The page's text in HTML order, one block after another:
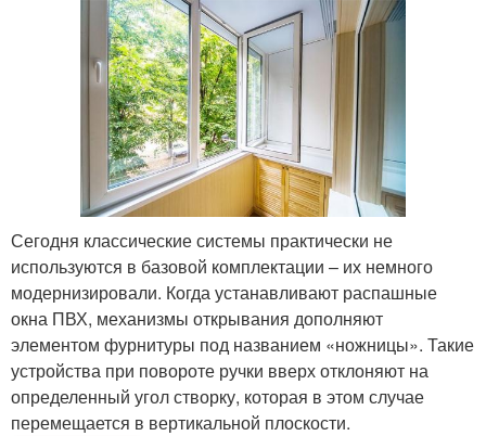
Сегодня классические системы практически не
используются в базовой комплектации – их немного
модернизировали. Когда устанавливают распашные
окна ПВХ, механизмы открывания дополняют
элементом фурнитуры под названием «ножницы». Такие
устройства при повороте ручки вверх отклоняют на
определенный угол створку, которая в этом случае
перемещается в вертикальной плоскости.